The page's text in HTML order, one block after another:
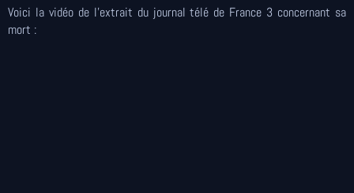
Voici la vidéo de l'extrait du journal télé de France 3 concernant sa
mort :